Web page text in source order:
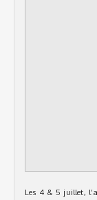
Les 4 & 5 juillet,